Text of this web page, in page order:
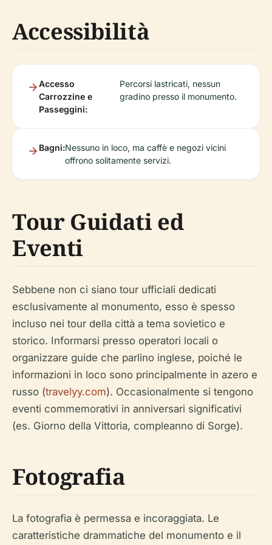
Accessibilità
Accesso
Carrozzine e
Passeggini:
Percorsi lastricati, nessun
gradino presso il monumento.
Bagni:Nessuno in loco, ma caffè e negozi vicini
offrono solitamente servizi.
Tour Guidati ed
Eventi
Sebbene non ci siano tour ufficiali dedicati
esclusivamente al monumento, esso è spesso
incluso nei tour della città a tema sovietico e
storico. Informarsi presso operatori locali o
organizzare guide che parlino inglese, poiché le
informazioni in loco sono principalmente in azero e
russo (travelyy.com). Occasionalmente si tengono
eventi commemorativi in anniversari significativi
(es. Giorno della Vittoria, compleanno di Sorge).
Fotografia
La fotografia è permessa e incoraggiata. Le
caratteristiche drammatiche del monumento e il